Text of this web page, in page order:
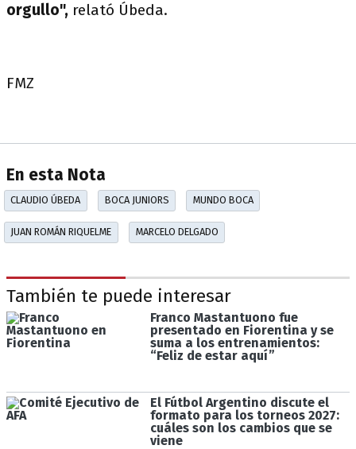
orgullo", relató Úbeda.
FMZ
En esta Nota
CLAUDIO ÚBEDA BOCA JUNIORS MUNDO BOCA
JUAN ROMÁN RIQUELME MARCELO DELGADO
También te puede interesar
Franco Mastantuono fue
presentado en Fiorentina y se
suma a los entrenamientos:
“Feliz de estar aquí”
El Fútbol Argentino discute el
formato para los torneos 2027:
cuáles son los cambios que se
viene